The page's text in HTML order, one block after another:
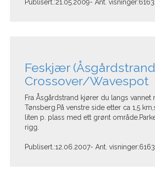
Publisert.:21.05.2009- Ant.
Feskjær
Crossover/Wavespot
Fra Åsgårdstrand kjører du langs vannet
Tønsberg.På venstre side etter ca 1,5
liten p. plass med ett grønt
rigg.
Publisert.:12.06.2007- Ant.